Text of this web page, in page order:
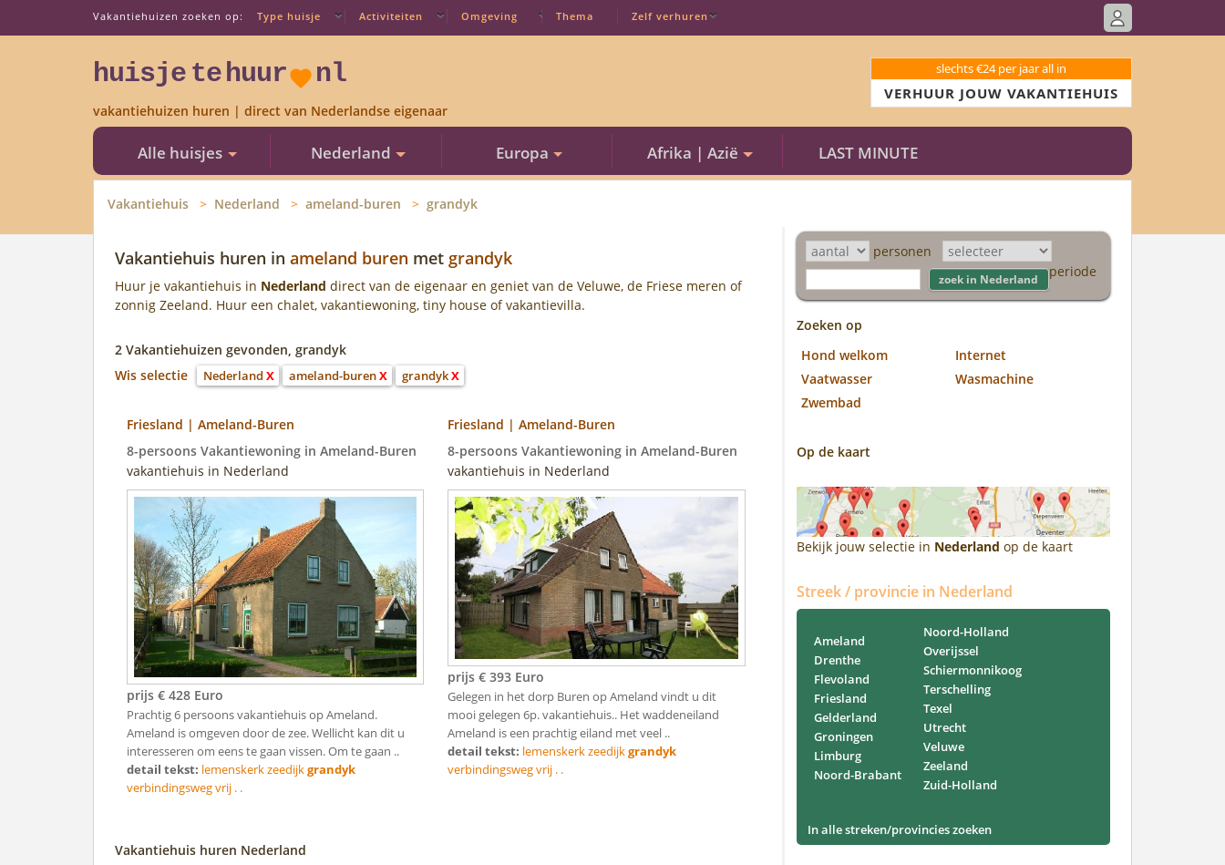
Vakantiehuizen zoeken op: Type huisje Activiteiten Omgeving Thema Zelf verhuren
huisje tehuur nl
vakantiehuizen huren | direct van Nederlandse eigenaar
slechts €24 per jaar all in
VERHUUR JOUW VAKANTIEHUIS
Alle huisjes Nederland Europa Afrika | Azië LAST MINUTE
Vakantiehuis Nederland ameland-buren grandyk
Vakantiehuis huren in ameland buren met grandyk
Huur je vakantiehuis in Nederland direct van de eigenaar en geniet van de Veluwe, de Friese meren of
zonnig Zeeland. Huur een chalet, vakantiewoning, tiny house of vakantievilla.
2 Vakantiehuizen gevonden, grandyk
Wis selectie
Nederland X ameland-burenX grandykX
Friesland | Ameland-Buren
8-persoons Vakantiewoning in Ameland-Buren
vakantiehuis in Nederland
prijs € 428 Euro
Prachtig 6 persoons vakantiehuis op Ameland.
Ameland is omgeven door de zee. Wellicht kan dit u
interesseren om eens te gaan vissen. Om te gaan ..
detail tekst: lemenskerk zeedijkgrandyk
verbindingsweg vrij . .
Friesland | Ameland-Buren
8-persoons Vakantiewoning in Ameland-Buren
vakantiehuis in Nederland
prijs € 393 Euro
Gelegen in het dorp Buren op Ameland vindt u dit
mooi gelegen 6p. vakantiehuis.. Het waddeneiland
Ameland is een prachtig eiland met veel ..
detail tekst: lemenskerk zeedijkgrandyk
verbindingsweg vrij . .
Vakantiehuis huren Nederland
personen
periode
Zoeken op
Hond welkom
Internet
Vaatwasser
Wasmachine
Zwembad
Op de kaart
Bekijk jouw selectie in Nederland op de kaart
Streek / provincie in Nederland
Ameland
Drenthe
Flevoland
Friesland
Gelderland
Groningen
Limburg
Noord-Brabant
Noord-Holland
Overijssel
Schiermonnikoog
Terschelling
Texel
Utrecht
Veluwe
Zeeland
Zuid-Holland
In alle streken/provincies zoeken